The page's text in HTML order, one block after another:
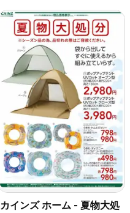
カインズ ホーム - 夏物大処